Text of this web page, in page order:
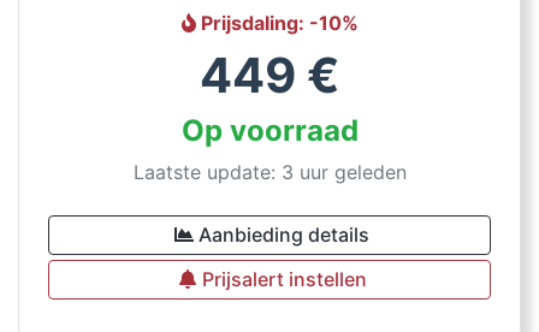
Prijsdaling: -10%
449 €
Op voorraad
Laatste update: 3 uur geleden
Aanbieding details
Prijsalert instellen